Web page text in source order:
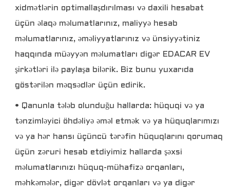
xidmətlərin optimallaşdırılması və daxili hesabat
üçün əlaqə məlumatlarınız, maliyyə hesab
məlumatlarınız, əməliyyatlarınız və ünsiyyətiniz
haqqında müəyyən məlumatları digər EDACAR EV
şirkətləri ilə paylaşa bilərik. Biz bunu yuxarıda
göstərilən məqsədlər üçün edirik.
• Qanunla tələb olunduğu hallarda: hüquqi və ya
tənzimləyici öhdəliyə əməl etmək və ya hüquqlarımızı
və ya hər hansı üçüncü tərəfin hüquqlarını qorumaq
üçün zəruri hesab etdiyimiz hallarda şəxsi
məlumatlarınızı hüquq-mühafizə orqanları,
məhkəmələr, digər dövlət orqanları və ya digər